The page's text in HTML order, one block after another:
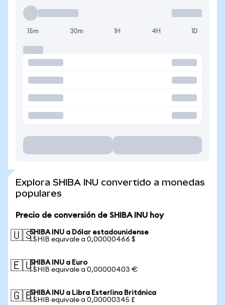
15m 30m 1H 4H 1D
Explora SHIBA INU convertido a monedas
populares
Precio de conversión de SHIBA INU hoy
🇺🇸SHIBA INU a Dólar estadounidense
1 SHIB equivale a 0,00000466 $
🇪🇺SHIBA INU a Euro
1 SHIB equivale a 0,00000403 €
🇬🇧SHIBA INU a Libra Esterlina Británica
1 SHIB equivale a 0,00000345 £